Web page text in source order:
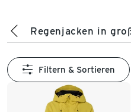
Regenjacken in
Filtern & Sortieren